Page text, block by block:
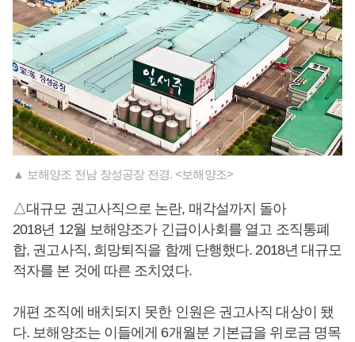
▲ 보해양조 전남 장성공장 전경. <보해양조>
△대규모 권고사직으로 논란, 매각설까지 돌아
2018년 12월 보해양조가 긴급이사회를 열고 조직통폐
합, 권고사직, 희망퇴직을 함께 단행했다. 2018년 대규모
적자를 본 것에 따른 조치였다.
개편 조직에 배치되지 못한 인원은 권고사직 대상이 됐
다. 보해양조는 이들에게 6개월분 기본급을 위로금 명목